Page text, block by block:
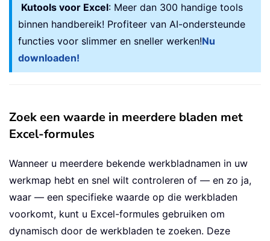
Kutools voor Excel: Meer dan 300 handige tools
binnen handbereik! Profiteer van AI-ondersteunde
functies voor slimmer en sneller werken!Nu
downloaden!
Zoek een waarde in meerdere bladen met
Excel-formules
Wanneer u meerdere bekende werkbladnamen in uw
werkmap hebt en snel wilt controleren of — en zo ja,
waar — een specifieke waarde op die werkbladen
voorkomt, kunt u Excel-formules gebruiken om
dynamisch door de werkbladen te zoeken. Deze